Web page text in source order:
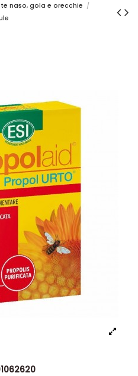
naso, gola e orecchie